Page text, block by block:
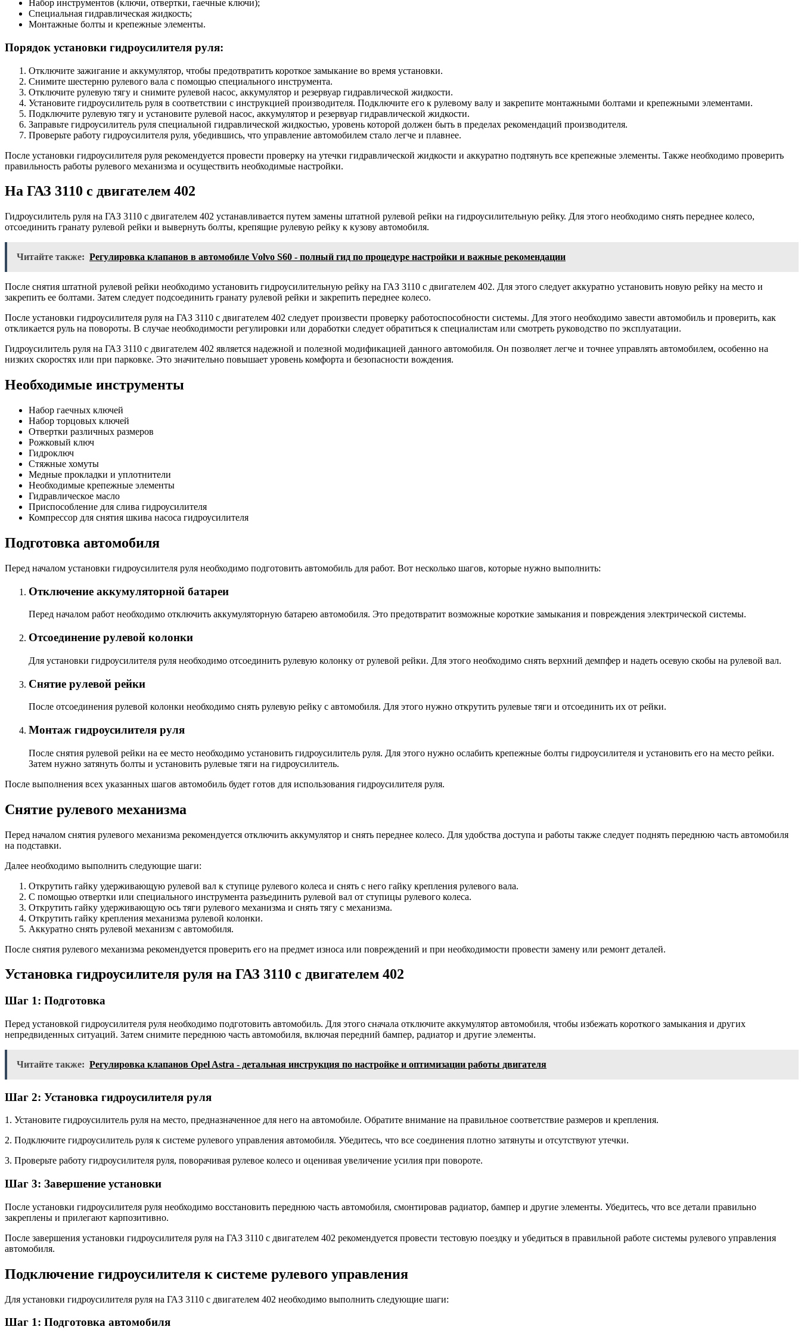
Набор инструментов (ключи, отвертки, гаечные ключи);
Специальная гидравлическая жидкость;
Монтажные болты и крепежные элементы.
Порядок установки гидроусилителя руля:
Отключите зажигание и аккумулятор, чтобы предотвратить короткое замыкание во время установки.
Снимите шестерню рулевого вала с помощью специального инструмента.
Отключите рулевую тягу и снимите рулевой насос, аккумулятор и резервуар гидравлической жидкости.
Установите гидроусилитель руля в соответствии с инструкцией производителя. Подключите его к рулевому валу и закрепите монтажными болтами и крепежными элементами.
Подключите рулевую тягу и установите рулевой насос, аккумулятор и резервуар гидравлической жидкости.
Заправьте гидроусилитель руля специальной гидравлической жидкостью, уровень которой должен быть в пределах рекомендаций производителя.
Проверьте работу гидроусилителя руля, убедившись, что управление автомобилем стало легче и плавнее.
После установки гидроусилителя руля рекомендуется провести проверку на утечки гидравлической жидкости и аккуратно подтянуть все крепежные элементы. Также необходимо проверить
правильность работы рулевого механизма и осуществить необходимые настройки.
На ГАЗ 3110 с двигателем 402
Гидроусилитель руля на ГАЗ 3110 с двигателем 402 устанавливается путем замены штатной рулевой рейки на гидроусилительную рейку. Для этого необходимо снять переднее колесо,
отсоединить гранату рулевой рейки и вывернуть болты, крепящие рулевую рейку к кузову автомобиля.
Читайте также: Регулировка клапанов в автомобиле Volvo S60 - полный гид по процедуре настройки и важные рекомендации
После снятия штатной рулевой рейки необходимо установить гидроусилительную рейку на ГАЗ 3110 с двигателем 402. Для этого следует аккуратно установить новую рейку на место и
закрепить ее болтами. Затем следует подсоединить гранату рулевой рейки и закрепить переднее колесо.
После установки гидроусилителя руля на ГАЗ 3110 с двигателем 402 следует произвести проверку работоспособности системы. Для этого необходимо завести автомобиль и проверить, как
откликается руль на повороты. В случае необходимости регулировки или доработки следует обратиться к специалистам или смотреть руководство по эксплуатации.
Гидроусилитель руля на ГАЗ 3110 с двигателем 402 является надежной и полезной модификацией данного автомобиля. Он позволяет легче и точнее управлять автомобилем, особенно на
низких скоростях или при парковке. Это значительно повышает уровень комфорта и безопасности вождения.
Необходимые инструменты
Набор гаечных ключей
Набор торцовых ключей
Отвертки различных размеров
Рожковый ключ
Гидроключ
Стяжные хомуты
Медные прокладки и уплотнители
Необходимые крепежные элементы
Гидравлическое масло
Приспособление для слива гидроусилителя
Компрессор для снятия шкива насоса гидроусилителя
Подготовка автомобиля
Перед началом установки гидроусилителя руля необходимо подготовить автомобиль для работ. Вот несколько шагов, которые нужно выполнить:
Отключение аккумуляторной батареи
Перед началом работ необходимо отключить аккумуляторную батарею автомобиля. Это предотвратит возможные короткие замыкания и повреждения электрической системы.
Отсоединение рулевой колонки
Для установки гидроусилителя руля необходимо отсоединить рулевую колонку от рулевой рейки. Для этого необходимо снять верхний демпфер и надеть осевую скобы на рулевой вал.
Снятие рулевой рейки
После отсоединения рулевой колонки необходимо снять рулевую рейку с автомобиля. Для этого нужно открутить рулевые тяги и отсоединить их от рейки.
Монтаж гидроусилителя руля
После снятия рулевой рейки на ее место необходимо установить гидроусилитель руля. Для этого нужно ослабить крепежные болты гидроусилителя и установить его на место рейки.
Затем нужно затянуть болты и установить рулевые тяги на гидроусилитель.
После выполнения всех указанных шагов автомобиль будет готов для использования гидроусилителя руля.
Снятие рулевого механизма
Перед началом снятия рулевого механизма рекомендуется отключить аккумулятор и снять переднее колесо. Для удобства доступа и работы также следует поднять переднюю часть автомобиля
на подставки.
Далее необходимо выполнить следующие шаги:
Открутить гайку удерживающую рулевой вал к ступице рулевого колеса и снять с него гайку крепления рулевого вала.
С помощью отвертки или специального инструмента разъединить рулевой вал от ступицы рулевого колеса.
Открутить гайку удерживающую ось тяги рулевого механизма и снять тягу с механизма.
Открутить гайку крепления механизма рулевой колонки.
Аккуратно снять рулевой механизм с автомобиля.
После снятия рулевого механизма рекомендуется проверить его на предмет износа или повреждений и при необходимости провести замену или ремонт деталей.
Установка гидроусилителя руля на ГАЗ 3110 с двигателем 402
Шаг 1: Подготовка
Перед установкой гидроусилителя руля необходимо подготовить автомобиль. Для этого сначала отключите аккумулятор автомобиля, чтобы избежать короткого замыкания и других
непредвиденных ситуаций. Затем снимите переднюю часть автомобиля, включая передний бампер, радиатор и другие элементы.
Читайте также: Регулировка клапанов Opel Astra - детальная инструкция по настройке и оптимизации работы двигателя
Шаг 2: Установка гидроусилителя руля
1. Установите гидроусилитель руля на место, предназначенное для него на автомобиле. Обратите внимание на правильное соответствие размеров и крепления.
2. Подключите гидроусилитель руля к системе рулевого управления автомобиля. Убедитесь, что все соединения плотно затянуты и отсутствуют утечки.
3. Проверьте работу гидроусилителя руля, поворачивая рулевое колесо и оценивая увеличение усилия при повороте.
Шаг 3: Завершение установки
После установки гидроусилителя руля необходимо восстановить переднюю часть автомобиля, смонтировав радиатор, бампер и другие элементы. Убедитесь, что все детали правильно
закреплены и прилегают карпозитивно.
После завершения установки гидроусилителя руля на ГАЗ 3110 с двигателем 402 рекомендуется провести тестовую поездку и убедиться в правильной работе системы рулевого управления
автомобиля.
Подключение гидроусилителя к системе рулевого управления
Для установки гидроусилителя руля на ГАЗ 3110 с двигателем 402 необходимо выполнить следующие шаги:
Шаг 1: Подготовка автомобиля